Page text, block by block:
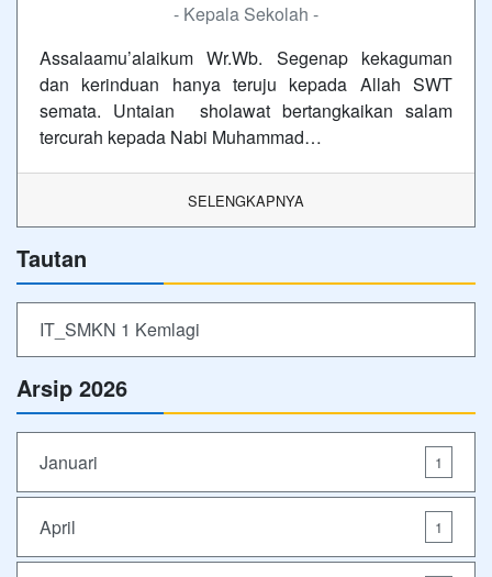
- Kepala Sekolah -
Assalaamu’alaikum Wr.Wb. Segenap kekaguman
dan kerinduan hanya teruju kepada Allah SWT
semata. Untaian sholawat bertangkaikan salam
tercurah kepada Nabi Muhammad…
SELENGKAPNYA
Tautan
IT_SMKN 1 Kemlagi
Arsip 2026
Januari 1
April 1